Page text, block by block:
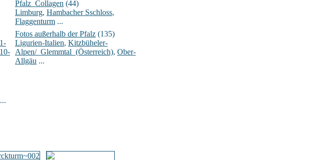
...
Pfalz_Collagen (44)
Limburg, Hambacher Sschloss,
Flaggenturm ...
Fotos außerhalb der Pfalz (135)
Ligurien-Italien, Kitzbüheler-
Alpen/_Glemmtal_(Österreich), Ober-
Allgäu ...